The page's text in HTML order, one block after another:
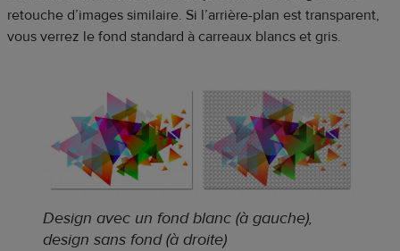
retouche d’images similaire. Si l’arrière-plan est transparent,
vous verrez le fond standard à carreaux blancs et gris.
Design avec un fond blanc (à gauche),
design sans fond (à droite)